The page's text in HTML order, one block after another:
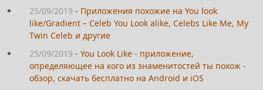
25/09/2019 - Приложения похожие на You look
like/Gradient – Celeb You Look alike, Celebs Like Me, My
Twin Celeb и другие
25/09/2019 - You Look Like - приложение,
определяющее на кого из знаменитостей ты похож -
обзор, скачать бесплатно на Android и iOS